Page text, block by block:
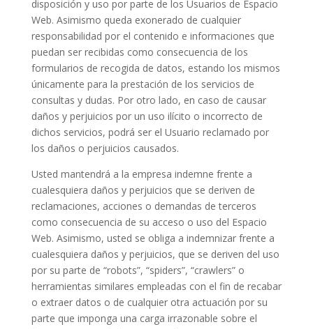
disposición y uso por parte de los Usuarios de Espacio
Web. Asimismo queda exonerado de cualquier
responsabilidad por el contenido e informaciones que
puedan ser recibidas como consecuencia de los
formularios de recogida de datos, estando los mismos
únicamente para la prestación de los servicios de
consultas y dudas. Por otro lado, en caso de causar
daños y perjuicios por un uso ilícito o incorrecto de
dichos servicios, podrá ser el Usuario reclamado por
los daños o perjuicios causados.
Usted mantendrá a la empresa indemne frente a
cualesquiera daños y perjuicios que se deriven de
reclamaciones, acciones o demandas de terceros
como consecuencia de su acceso o uso del Espacio
Web. Asimismo, usted se obliga a indemnizar frente a
cualesquiera daños y perjuicios, que se deriven del uso
por su parte de “robots”, “spiders”, “crawlers” o
herramientas similares empleadas con el fin de recabar
o extraer datos o de cualquier otra actuación por su
parte que imponga una carga irrazonable sobre el